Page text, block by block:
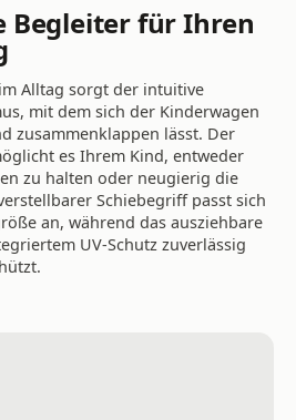
Begleiter für Ihren
Alltag sorgt der intuitive
mit dem sich der Kinderwagen
zusammenklappen lässt. Der
es Ihrem Kind, entweder
zu halten oder neugierig die
Schiebegriff passt sich
an, während das ausziehbare
UV-Schutz zuverlässig